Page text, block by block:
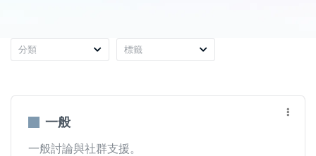
分類 標籤
一般
一般討論與社群支援。